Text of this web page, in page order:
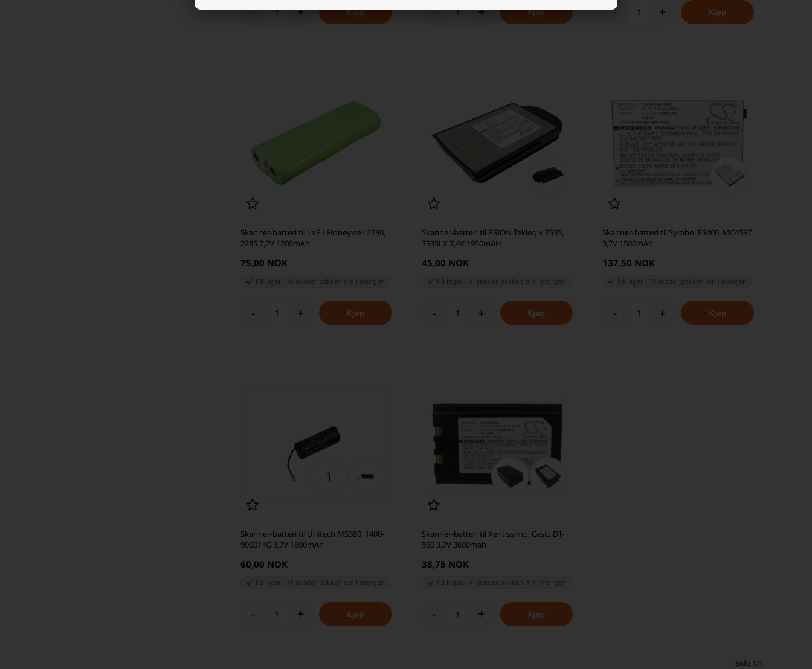
- + - + - +
Skanner-batteri til LXE / Honeywell 2280,
2285 7,2V 1200mAh
75,00 NOK
På lager -Vi sender pakken din i morgen
- +
Skanner-batteri til PSION Teklogix 7535,
7535LX 7,4V 1950mAH
45,00 NOK
På lager Vi sender pakken din i morgen
- +
Skanner-batteri til Symbol ES400, MC4597
3,7V 1500mAh
137,50 NOK
På lager -Vi sender pakken din i morgen
- +
Skanner-batteri til Unitech MS380, 1400-
900014G 3,7V 1600mAh
60,00 NOK
På lager -Vi sender pakken din i morgen
- +
Skanner-batteri til Xentissimo, Casio DT-
950 3,7V 3600mah
38,75 NOK
På lager Vi sender pakken din i morgen
- +
Side 1/1